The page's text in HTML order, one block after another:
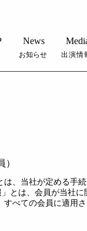
News
​お知らせ 出演情
）
は、当社が定める手
とは、会員が当社
すべての会員に適用